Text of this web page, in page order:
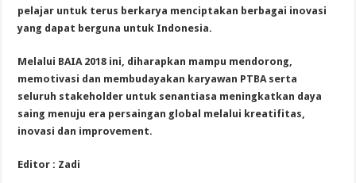
pelajar untuk terus berkarya menciptakan berbagai inovasi
yang dapat berguna untuk Indonesia.
Melalui BAIA 2018 ini, diharapkan mampu mendorong,
memotivasi dan membudayakan karyawan PTBA serta
seluruh stakeholder untuk senantiasa meningkatkan daya
saing menuju era persaingan global melalui kreatifitas,
inovasi dan improvement.
Editor : Zadi